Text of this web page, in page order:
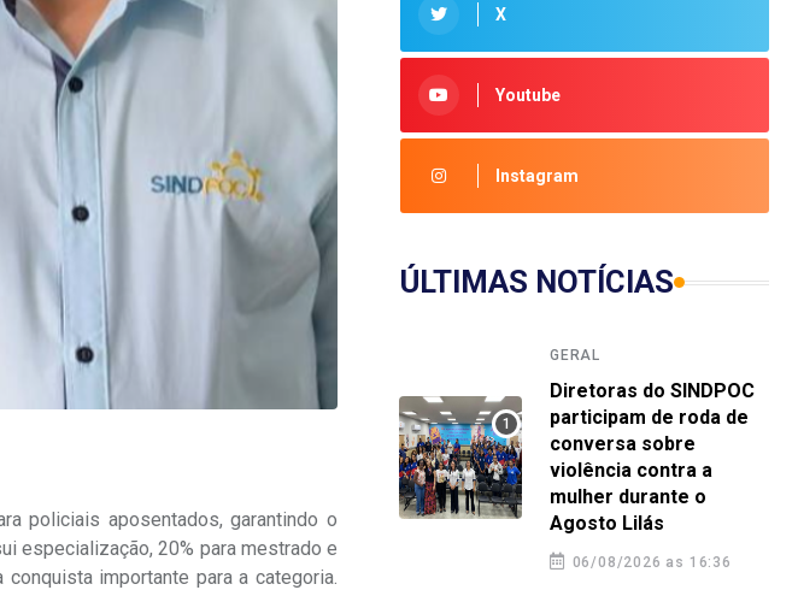
policiais aposentados, garantindo o
especialização, 20% para mestrado e
importante para a categoria.
X
Youtube
Instagram
ÚLTIMAS NOTÍCIAS
GERAL
Diretoras do SINDPOC
participam de roda de
conversa sobre
violência contra a
mulher durante o
Agosto Lilás
06/08/2026 as 16:36